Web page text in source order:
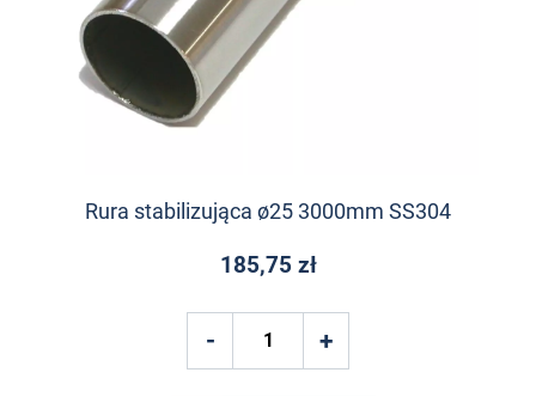
Rura stabilizująca ø25 3000mm SS304
185,75 zł